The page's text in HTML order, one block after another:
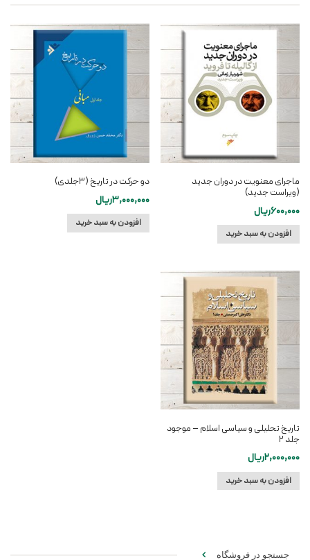
ماجرای معنویت در دوران جدید
(ویراست جدید)
600,000ریال
افزودن به سبد خرید
دو حرکت در تاریخ (۳جلدی)
3,000,000ریال
افزودن به سبد خرید
تاریخ تحلیلی و سیاسی اسلام – موجود
جلد ۲
2,000,000ریال
افزودن به سبد خرید
جستجو در فروشگاه